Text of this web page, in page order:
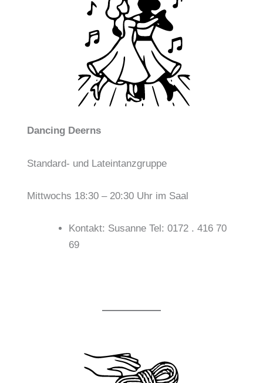
Dancing Deerns
Standard- und Lateintanzgruppe
Mittwochs 18:30 – 20:30 Uhr im Saal
Kontakt: Susanne Tel: 0172 . 416 70
69